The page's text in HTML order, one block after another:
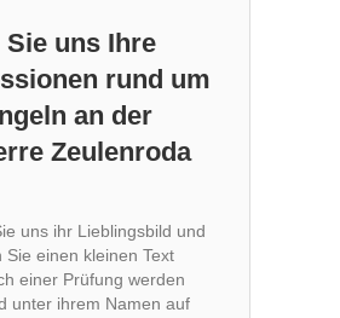
Sie uns Ihre
rund um
an der
Zeulenroda
uns ihr Lieblingsbild und
Sie einen kleinen Text
einer Prüfung werden
unter ihrem Namen auf